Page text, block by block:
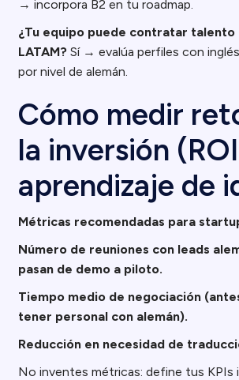
→ incorpora B2 en tu roadmap.
¿Tu equipo puede contratar talento
LATAM? Sí → evalúa perfiles con
por nivel de alemán.
Cómo medir
la inversión
aprendizaje de
Métricas recomendadas para
Número de reuniones con leads
pasan de demo a piloto.
Tiempo medio de negociación
tener personal con alemán).
Reducción en necesidad de
No inventes métricas: define tus KPIs